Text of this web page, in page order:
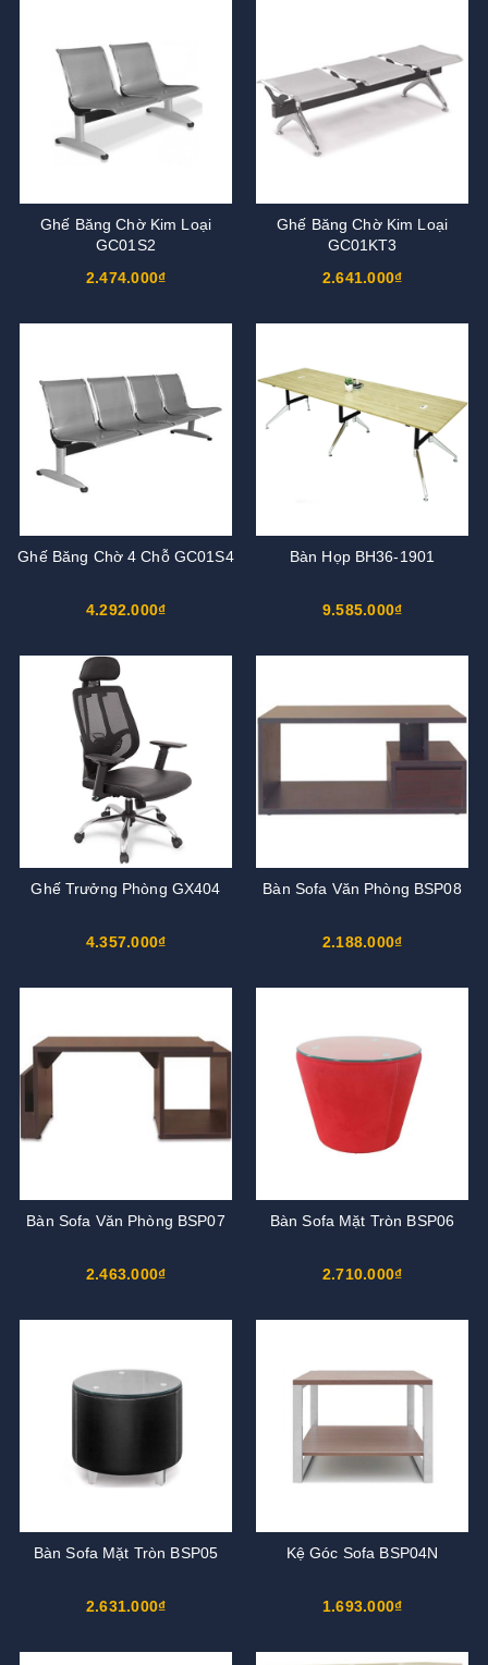
Ghế Băng Chờ Kim Loại
GC01S2
2.474.000₫
Ghế Băng Chờ Kim Loại
GC01KT3
2.641.000₫
Ghế Băng Chờ 4 Chỗ GC01S4
4.292.000₫
Bàn Họp BH36-1901
9.585.000₫
Ghế Trưởng Phòng GX404
4.357.000₫
Bàn Sofa Văn Phòng BSP08
2.188.000₫
Bàn Sofa Văn Phòng BSP07
2.463.000₫
Bàn Sofa Mặt Tròn BSP06
2.710.000₫
Bàn Sofa Mặt Tròn BSP05
2.631.000₫
Kệ Góc Sofa BSP04N
1.693.000₫